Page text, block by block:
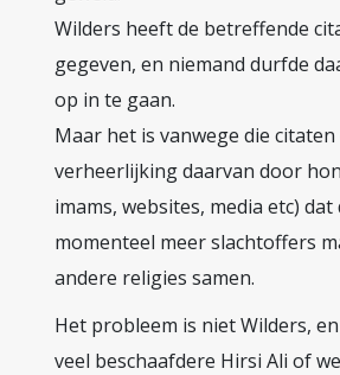
Wilders heeft de betreffende
gegeven, en niemand durfde
op in te gaan.
Maar het is vanwege die citaten
verheerlijking daarvan door
imams, websites, media etc) dat
momenteel meer slachtoffers
andere religies samen.
Het probleem is niet Wilders,
veel beschaafdere Hirsi Ali of